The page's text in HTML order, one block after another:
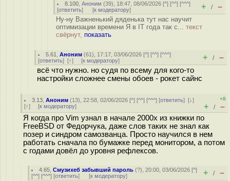
8.100 ,Аноним (39), 18:47, 08/06/2026 [^] [^^] [^^^]
[ответить] [к модератору] + / –
Ну-ну Важненький дяденька тут нас научит
оптимизации времени Я в IT года так с... текст
свёрнут, показать
5.61 ,Аноним (61), 17:17, 03/06/2026 [^] [^^] [^^^]
[ответить] [↑] [к модератору] + / –
всё что нужно. но судя по всему для кого-то
настройки сложнее смены обоев - рокет сайнс
3.13 ,Аноним (13), 22:58, 02/06/2026 [^] [^^] [^^^] [ответить][↓]
[↑] [к модератору]
+8
+ / –
Я когда про Vim узнал в начале 2000х из книжки по
FreeBSD от Федорчука, даже слов таких не знал как
позер и синдром самозванца. Просто научился в нем
работать сначала по бумажке перед монитором, а потом
с годами довёл до уровня рефлексов.
4.65 ,Смузихеб забывший пароль (?), 20:00, 03/06/2026 [^]
[^^] [^^^] [ответить] [к модератору] + / –